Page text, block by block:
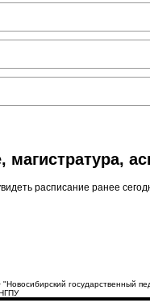
магистратура,
расписание ранее
государственный